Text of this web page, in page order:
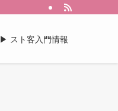
▶︎ スト客入門情報